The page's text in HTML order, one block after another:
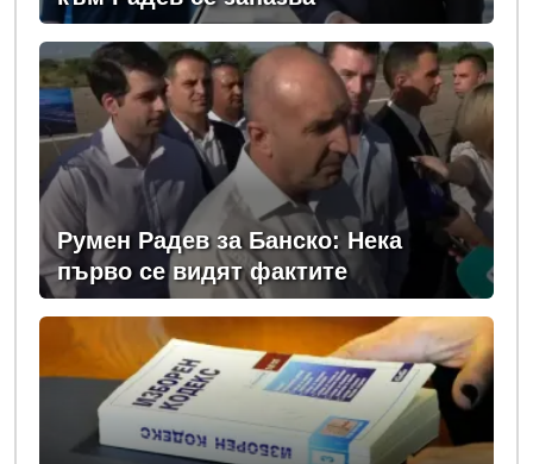
Румен Радев за Банско: Нека
първо се видят фактите